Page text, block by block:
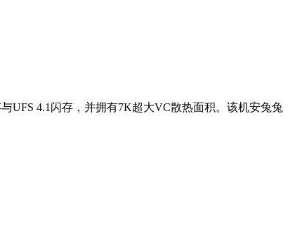
UFS 4.1闪存，并拥有7K超大VC散热面积。该机安兔兔